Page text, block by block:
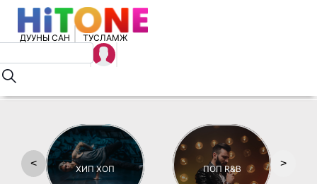
ДУУНЫ САН ТУСЛАМЖ
ХИП ХОП ПОП R&B
< >